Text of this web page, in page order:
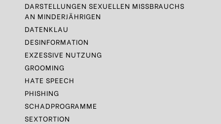
DARSTELLUNGEN SEXUELLEN MISSBRAUCHS
AN MINDERJÄHRIGEN
DATENKLAU
DESINFORMATION
EXZESSIVE NUTZUNG
GROOMING
HATE SPEECH
PHISHING
SCHADPROGRAMME
SEXTORTION